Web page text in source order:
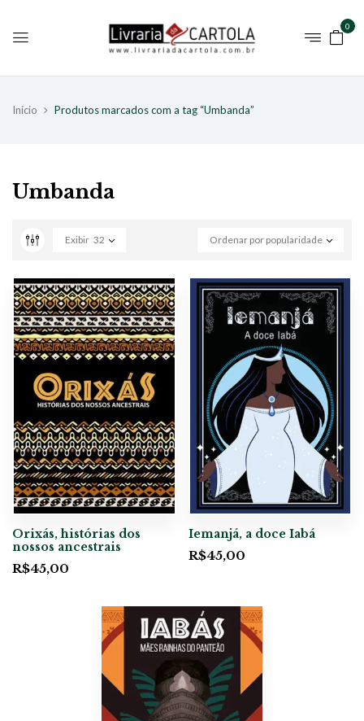
0
Início Produtos marcados com a tag “Umbanda”
Umbanda
Ordenar por popularidade
Exibir 32
Orixás, histórias dos
nossos ancestrais
R$45,00
Iemanjá, a doce Iabá
R$45,00